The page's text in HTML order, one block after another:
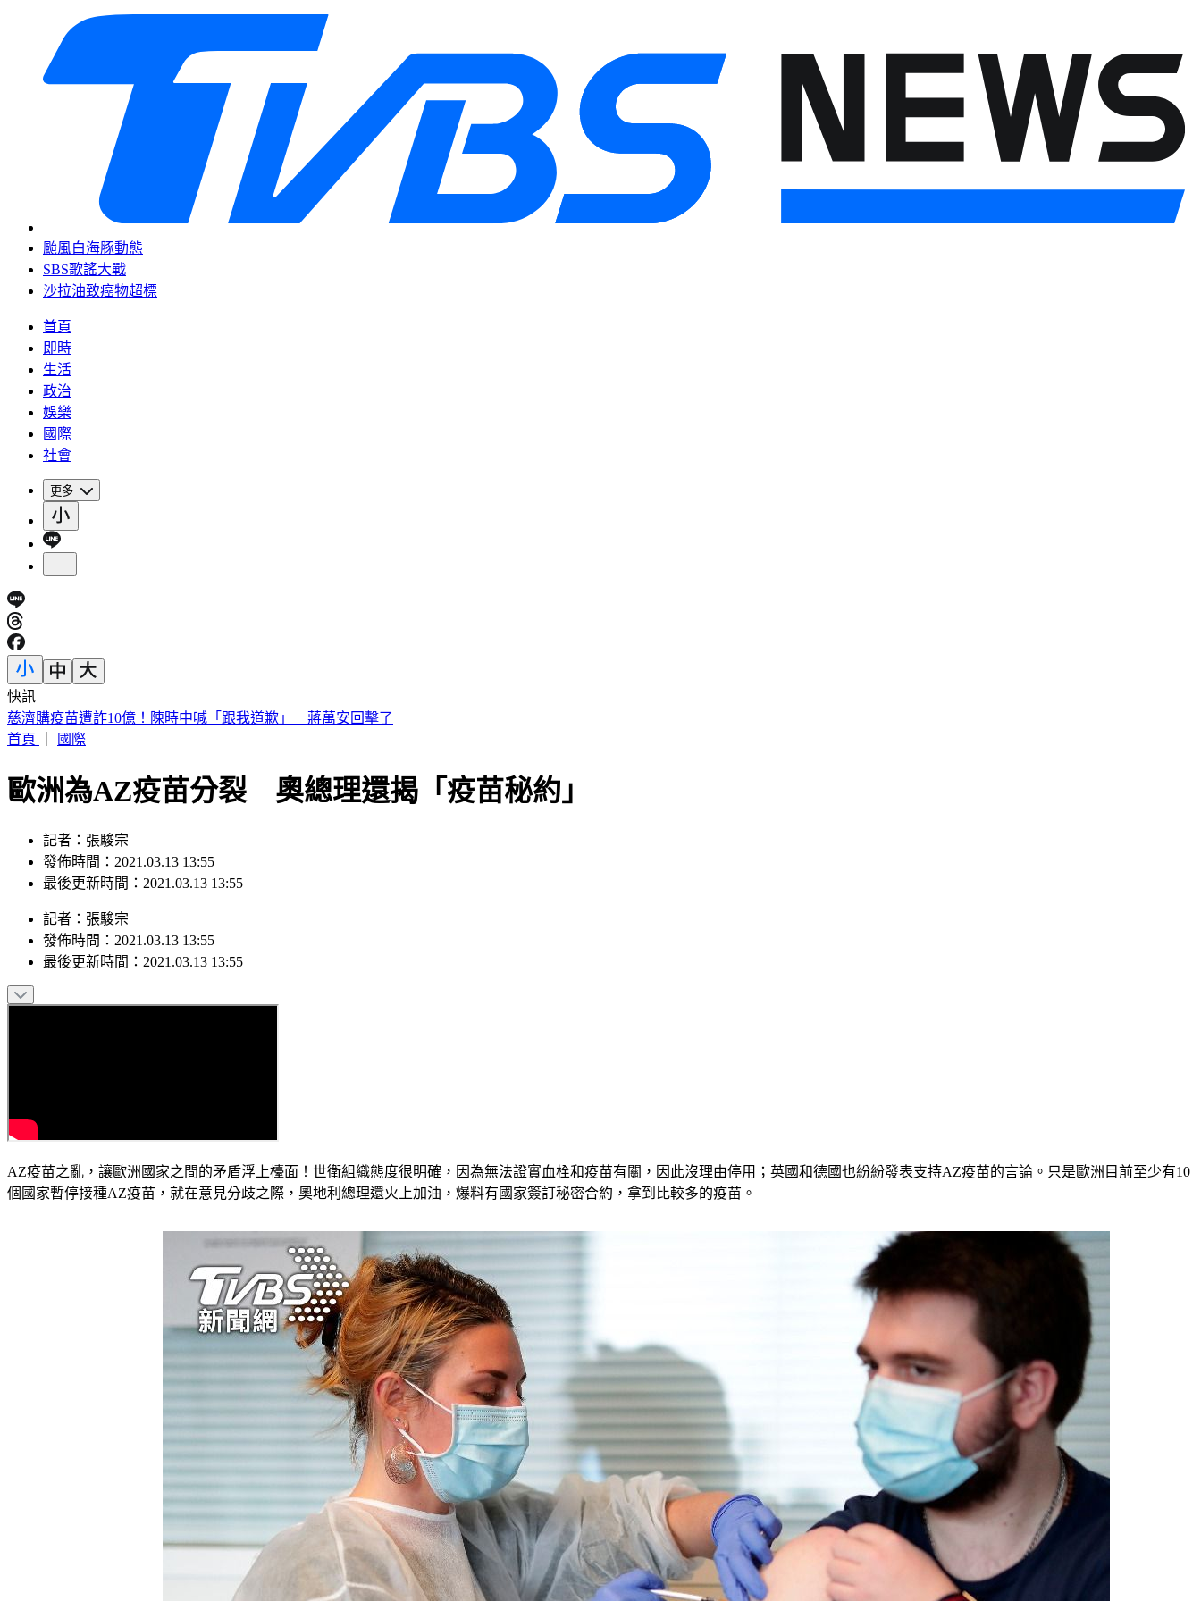
颱風白海豚動態
SBS歌謠大戰
沙拉油致癌物超標
首頁
即時
生活
政治
娛樂
國際
社會
更多
快訊
慈濟購疫苗遭詐10億！陳時中喊「跟我道歉」 蔣萬安回擊了
首頁
國際
歐洲為AZ疫苗分裂 奧總理還揭「疫苗秘約」
記者：張駿宗
發佈時間：2021.03.13 13:55
最後更新時間：2021.03.13 13:55
記者 ： 張駿宗
發佈時間： 2021.03.13 13:55
最後更新時間： 2021.03.13 13:55
AZ疫苗之亂，讓歐洲國家之間的矛盾浮上檯面！世衛組織態度很明確，因為無法證實血栓和疫苗有關，因此沒理由停用；英國和德國也紛紛發表支持AZ疫苗的言論。只是歐洲目前至少有10
個國家暫停接種AZ疫苗，就在意見分歧之際，奧地利總理還火上加油，爆料有國家簽訂秘密合約，拿到比較多的疫苗。